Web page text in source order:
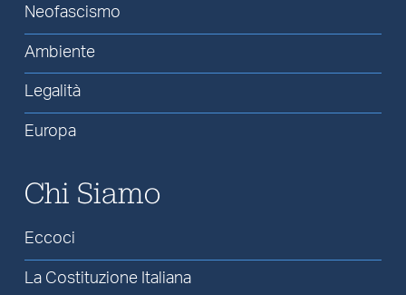
Neofascismo
Ambiente
Legalità
Europa
Chi Siamo
Eccoci
La Costituzione Italiana